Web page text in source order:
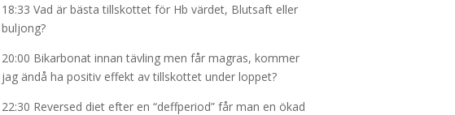
18:33 Vad är bästa tillskottet för Hb värdet, Blutsaft eller
buljong?
20:00 Bikarbonat innan tävling men får magras, kommer
jag ändå ha positiv effekt av tillskottet under loppet?
22:30 Reversed diet efter en “deffperiod” får man en ökad